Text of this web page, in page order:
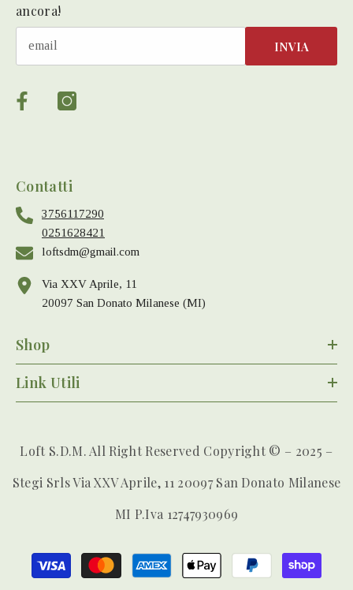
ancora!
INVIA
Contatti
3756117290
0251628421
loftsdm@gmail.com
Via XXV Aprile, 11
20097 San Donato Milanese (MI)
Shop
Link Utili
Loft S.D.M. All Right Reserved Copyright © – 2025 –
Stegi Srls Via XXV Aprile, 11 20097 San Donato Milanese
MI P.iva 12747930969
Payment
methods